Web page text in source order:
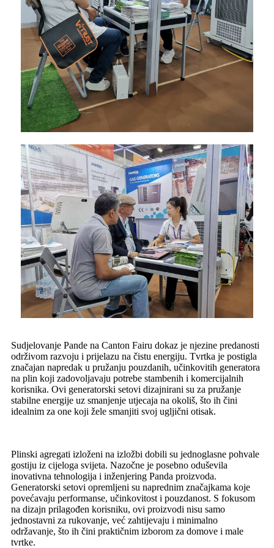
Sudjelovanje Pande na Canton Fairu dokaz je njezine predanosti
održivom razvoju i prijelazu na čistu energiju. Tvrtka je postigla
značajan napredak u pružanju pouzdanih, učinkovitih generatora
na plin koji zadovoljavaju potrebe stambenih i komercijalnih
korisnika. Ovi generatorski setovi dizajnirani su za pružanje
stabilne energije uz smanjenje utjecaja na okoliš, što ih čini
idealnim za one koji žele smanjiti svoj ugljični otisak.
Plinski agregati izloženi na izložbi dobili su jednoglasne pohvale
gostiju iz cijeloga svijeta. Nazočne je posebno oduševila
inovativna tehnologija i inženjering Panda proizvoda.
Generatorski setovi opremljeni su naprednim značajkama koje
povećavaju performanse, učinkovitost i pouzdanost. S fokusom
na dizajn prilagođen korisniku, ovi proizvodi nisu samo
jednostavni za rukovanje, već zahtijevaju i minimalno
održavanje, što ih čini praktičnim izborom za domove i male
tvrtke.